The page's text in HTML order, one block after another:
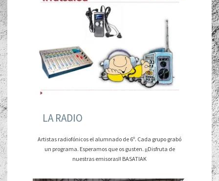
LA RADIO
Artistas radiofónicos el alumnado de 6º. Cada grupo grabó
un programa. Esperamos que os gusten. ¡¡Disfruta de
nuestras emisoras!! BASATIAK